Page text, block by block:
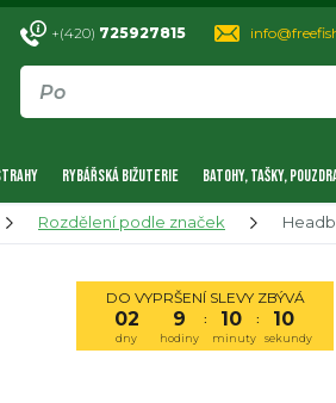
+(420) 725927815
RYBÁŘSKÁ BIŽUTERIE BATOHY, TAŠKY,
Rozdělení podle značek
DO VYPRŠENÍ SLEVY ZBÝVÁ
02 9 : 10 : 09
dny hodiny minuty sekundy